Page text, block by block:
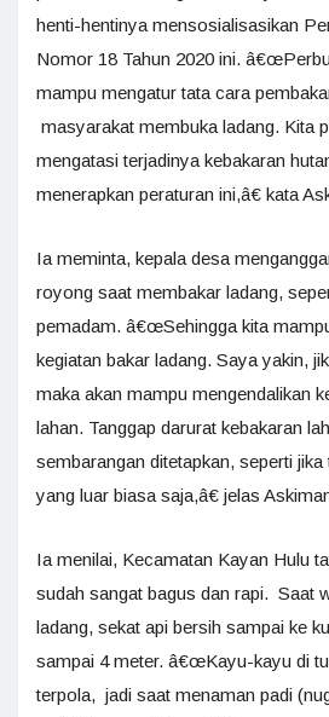
henti-hentinya mensosialisasikan
Nomor 18 Tahun 2020 ini.
mampu mengatur tata cara
masyarakat membuka ladang. Kita
mengatasi terjadinya kebakaran
menerapkan peraturan ini,â€ kata
Ia meminta, kepala desa
royong saat membakar ladang,
pemadam. â€œSehingga kita
kegiatan bakar ladang. Saya yakin,
maka akan mampu mengendalikan
lahan. Tanggap darurat kebakaran
sembarangan ditetapkan, seperti jika
yang luar biasa saja,â€ jelas
Ia menilai, Kecamatan Kayan Hulu
sudah sangat bagus dan rapi. Saat
ladang, sekat api bersih sampai ke
sampai 4 meter. â€œKayu-kayu di
terpola, jadi saat menaman padi